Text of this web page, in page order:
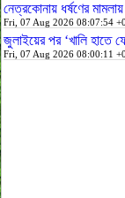
নেত্রকোনায় ধর্ষণের
Fri, 07 Aug 2026 08:07:54
জুলাইয়ের পর ‘খালি হাতে
Fri, 07 Aug 2026 08:00:11